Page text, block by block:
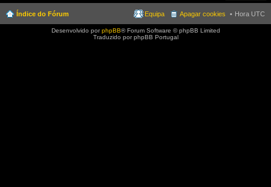
Índice do Fórum Hora UTC
Apagar cookies
Equipa
Desenvolvido porphpBB® Forum Software © phpBB Limited
Traduzido por phpBB Portugal